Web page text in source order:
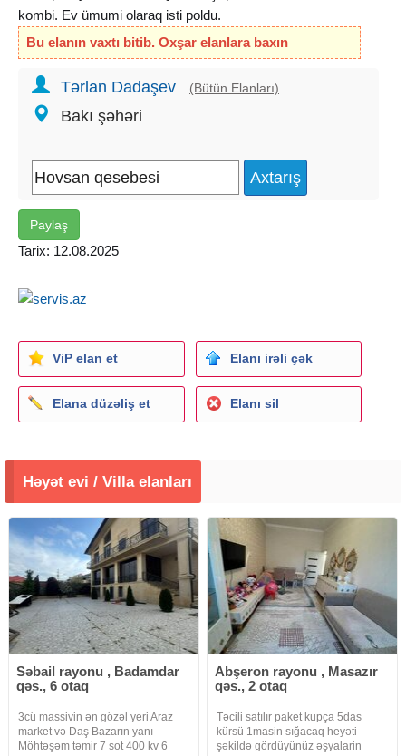
kombi. Ev ümumi olaraq isti poldu.
Bu elanın vaxtı bitib. Oxşar elanlara baxın
Tərlan Dadaşev (Bütün Elanları)
Bakı şəhəri
Paylaş
Tarix: 12.08.2025
ViP elan et Elanı irəli çək
Elana düzəliş et Elanı sil
Həyət evi / Villa elanları
Səbail rayonu , Badamdar
qəs., 6 otaq
3cü massivin ən gözəl yeri Araz
market və Daş Bazarın yanı
Möhtəşəm təmir 7 sot 400 kv 6
Abşeron rayonu , Masazır
qəs., 2 otaq
Təcili satılır paket kupça 5das
kürsü 1masin sığacaq heyəti
şəkildə gördüyünüz əşyalarin